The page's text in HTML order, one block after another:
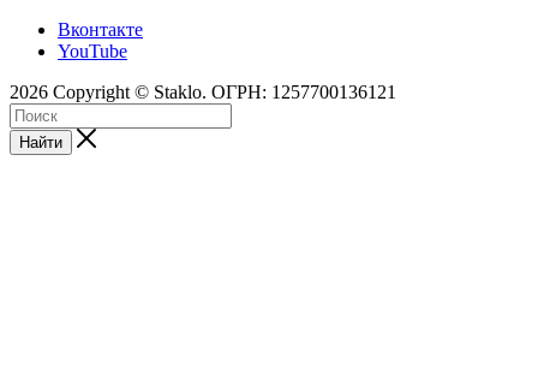
Вконтакте
YouTube
2026 Copyright © Staklo. ОГРН: 1257700136121
Найти